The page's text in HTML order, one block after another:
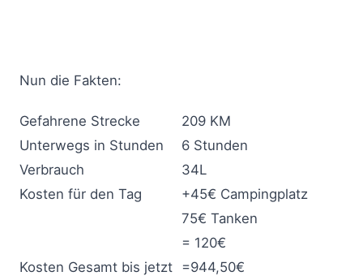
Nun die Fakten:
Gefahrene Strecke
209 KM
Unterwegs in Stunden
6 Stunden
Verbrauch
34L
Kosten für den Tag
+45€ Campingplatz
75€ Tanken
= 120€
Kosten Gesamt bis jetzt =944,50€